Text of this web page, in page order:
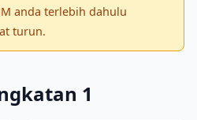
anda terlebih dahulu
turun.
1